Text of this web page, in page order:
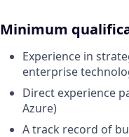
Minimum
Experience in
enterprise
Direct experience
Azure)
A track record of